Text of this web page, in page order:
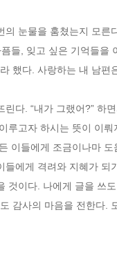
의 눈물을 훔쳤는지 모
들, 잊고 싶은 기억들
했다. 사랑하는 내 남
다. “내가 그랬어?”
이들에게 조금이나마
들에게 격려와 지혜가 되
것이다. 나에게 글을 쓰
감사의 마음을 전한다.